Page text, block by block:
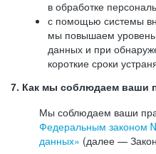
в обработке
с помощью системы
мы повышаем уровень
данных и при
короткие сроки
7. Как мы соблюдаем ваши
Мы соблюдаем ваши
Федеральным законом
данных» (далее —